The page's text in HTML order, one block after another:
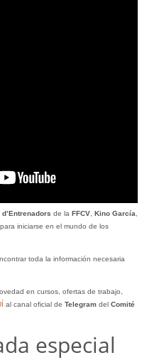
de la FFCV, Kino García
iniciarse en el mundo de los
toda la información necesaria
en cursos, ofertas de trabajo,
al canal oficial de TelegramdelComité
especial